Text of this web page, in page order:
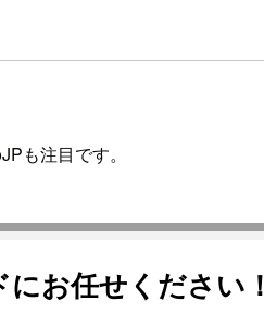
も注目です。
お任せください！